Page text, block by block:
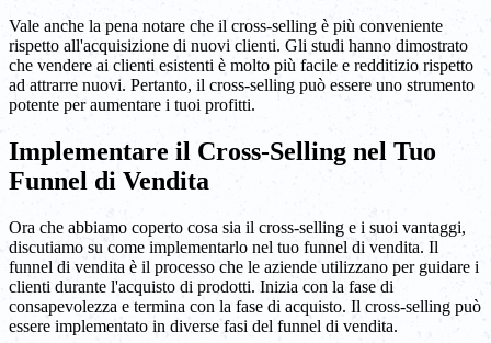
Vale anche la pena notare che il cross-selling è più conveniente
rispetto all'acquisizione di nuovi clienti. Gli studi hanno dimostrato
che vendere ai clienti esistenti è molto più facile e redditizio rispetto
ad attrarre nuovi. Pertanto, il cross-selling può essere uno strumento
potente per aumentare i tuoi profitti.
Implementare il Cross-Selling nel Tuo
Funnel di Vendita
Ora che abbiamo coperto cosa sia il cross-selling e i suoi vantaggi,
discutiamo su come implementarlo nel tuo funnel di vendita. Il
funnel di vendita è il processo che le aziende utilizzano per guidare i
clienti durante l'acquisto di prodotti. Inizia con la fase di
consapevolezza e termina con la fase di acquisto. Il cross-selling può
essere implementato in diverse fasi del funnel di vendita.